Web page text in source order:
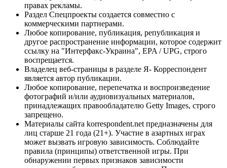
правах рекламы.
Раздел Спецпроекты создается совместно с
коммерческими партнерами.
Любое копирование, публикация, републикация и
другое распространение информации, которое содержит
ссылку на "Интерфакс-Украина", EPA / UPG, строго
воспрещается.
Владелец веб-страницы в разделе Я- Корреспондент
является автор публикации.
Любое копирование, перепечатка и воспроизведение
фотографий и/или аудиовизуальных материалов,
принадлежащих правообладателю Getty Images, строго
запрещено.
Материалы сайта korrespondent.net предназначены для
лиц старше 21 года (21+). Участие в азартных играх
может вызвать игровую зависимость. Соблюдайте
правила (принципы) ответственной игры. При
обнаружении первых признаков зависимости